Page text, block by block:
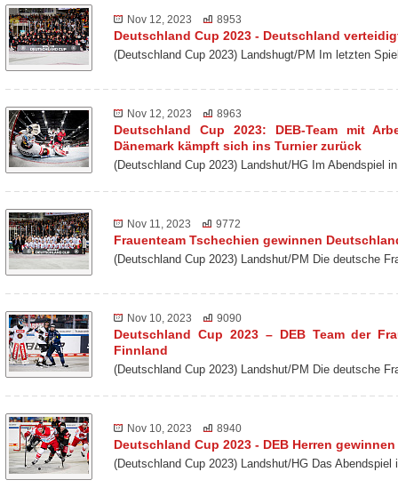
Nov 12, 2023 8953
Deutschland Cup 2023 - Deutschland
(Deutschland Cup 2023) Landshugt/PM Im letzten
Nov 12, 2023 8963
Deutschland Cup 2023: DEB-Team mit
Dänemark kämpft sich ins Turnier zurück
(Deutschland Cup 2023) Landshut/HG Im Abendspiel
Nov 11, 2023 9772
Frauenteam Tschechien gewinnen
(Deutschland Cup 2023) Landshut/PM Die deutsche
Nov 10, 2023 9090
Deutschland Cup 2023 – DEB Team der
Finnland
(Deutschland Cup 2023) Landshut/PM Die deutsche
Nov 10, 2023 8940
Deutschland Cup 2023 - DEB Herren
(Deutschland Cup 2023) Landshut/HG Das